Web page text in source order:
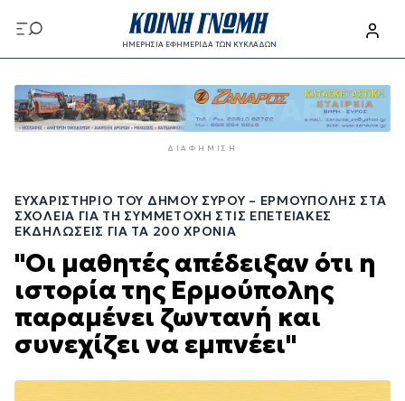
προς
το
περιεχόμενο
ΗΜΕΡΗΣΙΑ ΕΦΗΜΕΡΙΔΑ ΤΩΝ ΚΥΚΛΑΔΩΝ
προς
το
κυρίως
ΔΙΑΦΉΜΙΣΗ
ΕΥΧΑΡΙΣΤΉΡΙΟ ΤΟΥ ΔΉΜΟΥ ΣΎΡΟΥ – ΕΡΜΟΎΠΟΛΗΣ ΣΤΑ
ΣΧΟΛΕΊΑ ΓΙΑ ΤΗ ΣΥΜΜΕΤΟΧΉ ΣΤΙΣ ΕΠΕΤΕΙΑΚΈΣ
ΕΚΔΗΛΏΣΕΙΣ ΓΙΑ ΤΑ 200 ΧΡΌΝΙΑ
"Οι μαθητές απέδειξαν ότι η
ιστορία της Ερμούπολης
παραμένει ζωντανή και
συνεχίζει να εμπνέει"